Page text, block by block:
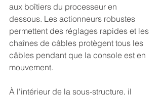
aux boîtiers du processeur en
dessous. Les actionneurs robustes
permettent des réglages rapides et les
chaînes de câbles protègent tous les
câbles pendant que la console est en
mouvement.
À l'intérieur de la sous-structure, il